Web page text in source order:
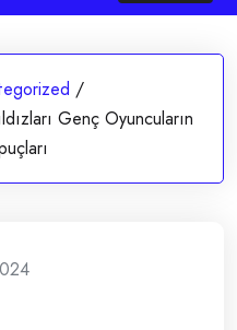
/
Genç Oyuncuların